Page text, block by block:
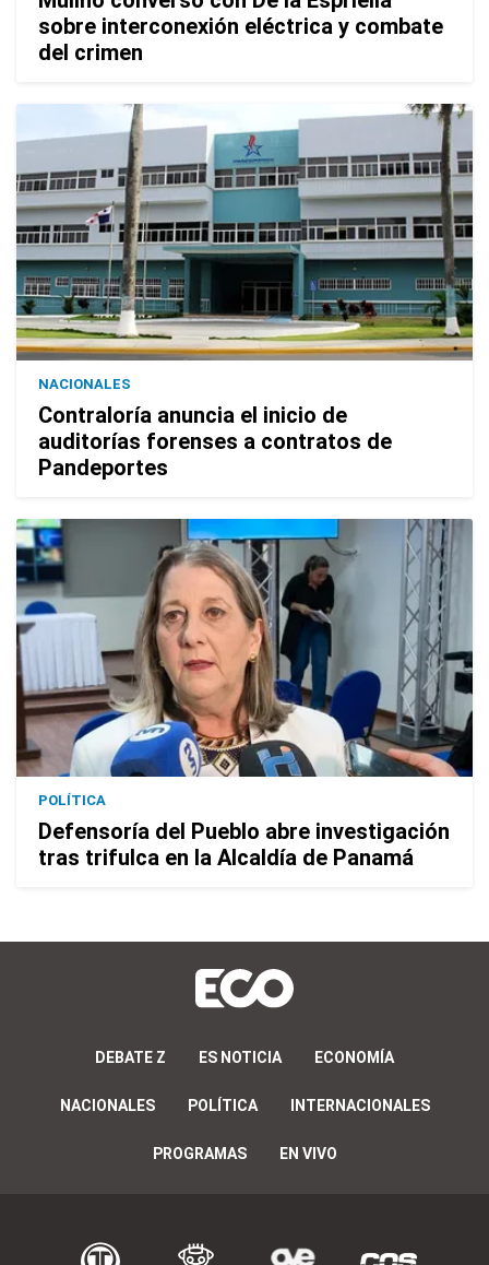
sobre interconexión eléctrica y combate
del crimen
NACIONALES
Contraloría anuncia el inicio de
auditorías forenses a contratos de
Pandeportes
POLÍTICA
Defensoría del Pueblo abre investigación
tras trifulca en la Alcaldía de Panamá
DEBATE Z ES NOTICIA ECONOMÍA
NACIONALES POLÍTICA INTERNACIONALES
PROGRAMAS EN VIVO